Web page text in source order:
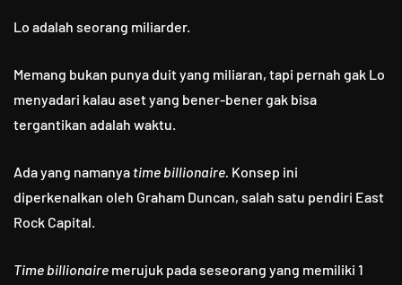
Lo adalah seorang miliarder.
Memang bukan punya duit yang miliaran, tapi pernah gak Lo
menyadari kalau aset yang bener-bener gak bisa
tergantikan adalah waktu.
Ada yang namanya time billionaire. Konsep ini
diperkenalkan oleh Graham Duncan, salah satu pendiri East
Rock Capital.
Time billionaire merujuk pada seseorang yang memiliki 1